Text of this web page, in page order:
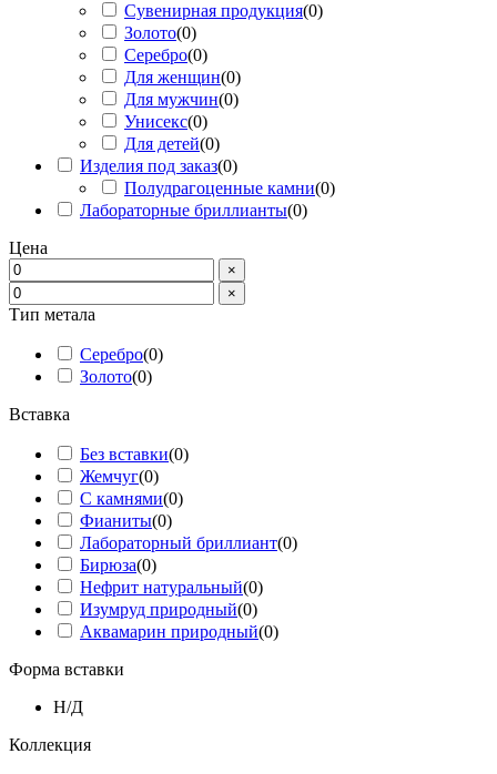
Сувенирная продукция(0)
Золото(0)
Серебро(0)
Для женщин(0)
Для мужчин(0)
Унисекс(0)
Для детей(0)
Изделия под заказ(0)
Полудрагоценные камни(0)
Лабораторные бриллианты(0)
Цена
×
×
Тип метала
Серебро(0)
Золото(0)
Вставка
Без вставки(0)
Жемчуг(0)
С камнями(0)
Фианиты(0)
Лабораторный бриллиант(0)
Бирюза(0)
Нефрит натуральный(0)
Изумруд природный(0)
Аквамарин природный(0)
Форма вставки
Н/Д
Коллекция